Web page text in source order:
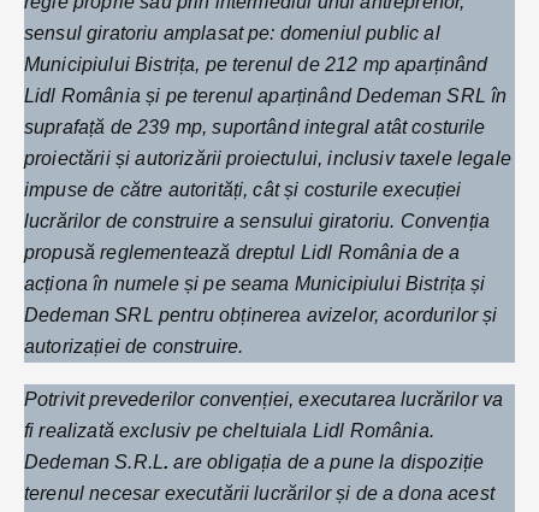
sensul giratoriu amplasat pe: domeniul public al
Municipiului Bistrița, pe terenul de 212 mp aparținând
Lidl România și pe terenul aparținând Dedeman SRL în
suprafață de 239 mp, suportând integral atât costurile
proiectării și autorizării proiectului, inclusiv taxele legale
impuse de către autorități, cât și costurile execuției
lucrărilor de construire a sensului giratoriu. Convenția
propusă reglementează dreptul Lidl România de a
acționa în numele și pe seama Municipiului Bistrița și
Dedeman SRL pentru obținerea avizelor, acordurilor și
autorizației de construire.
Potrivit prevederilor convenției, executarea lucrărilor va
fi realizată exclusiv pe cheltuiala Lidl România.
Dedeman S.R.L. are obligația de a pune la dispoziție
terenul necesar executării lucrărilor și de a dona acest